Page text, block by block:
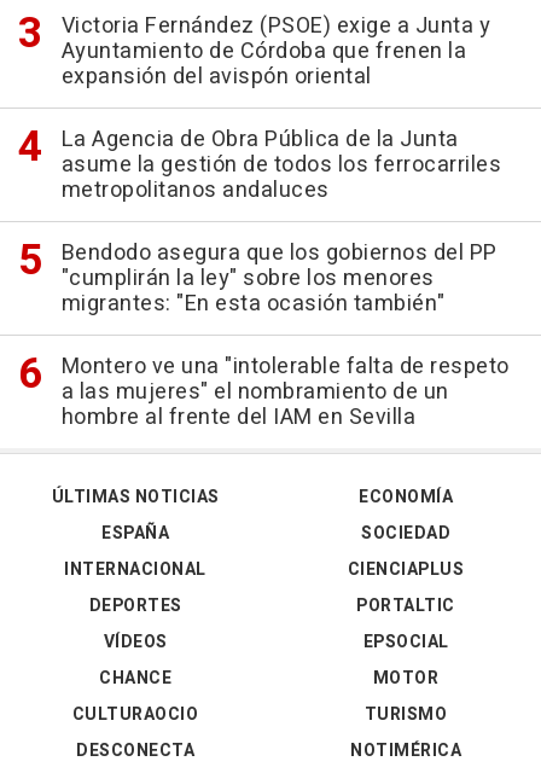
Victoria Fernández (PSOE) exige a Junta y
Ayuntamiento de Córdoba que frenen la
expansión del avispón oriental
La Agencia de Obra Pública de la Junta
asume la gestión de todos los ferrocarriles
metropolitanos andaluces
Bendodo asegura que los gobiernos del PP
"cumplirán la ley" sobre los menores
migrantes: "En esta ocasión también"
Montero ve una "intolerable falta de respeto
a las mujeres" el nombramiento de un
hombre al frente del IAM en Sevilla
ÚLTIMAS NOTICIAS
ESPAÑA
INTERNACIONAL
DEPORTES
VÍDEOS
ECONOMÍA
SOCIEDAD
CIENCIAPLUS
PORTALTIC
EPSOCIAL
CHANCE
CULTURAOCIO
DESCONECTA
MOTOR
TURISMO
NOTIMÉRICA